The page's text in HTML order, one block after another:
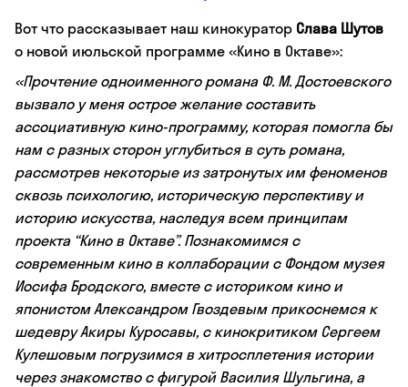
Вот что рассказывает наш кинокуратор Слава Шутов
о новой июльской программе «Кино в Октаве»:
«Прочтение одноименного романа Ф. М. Достоевского
вызвало у меня острое желание составить
ассоциативную кино-программу, которая помогла бы
нам с разных сторон углубиться в суть романа,
рассмотрев некоторые из затронутых им феноменов
сквозь психологию, историческую перспективу и
историю искусства, наследуя всем принципам
проекта “Кино в Октаве”. Познакомимся с
современным кино в коллаборации с Фондом музея
Иосифа Бродского, вместе с историком кино и
японистом Александром Гвоздевым прикоснемся к
шедевру Акиры Куросавы, с кинокритиком Сергеем
Кулешовым погрузимся в хитросплетения истории
через знакомство с фигурой Василия Шульгина, а